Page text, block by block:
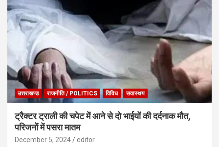
उत्तराखण्ड राजनीति / POLITICS विविध सवास्थय
ट्रैक्टर ट्राली की चपेट में आने से दो भाईयों की दर्दनाक मौत,
परिजनों में पसरा मातम
December 5, 2024 editor